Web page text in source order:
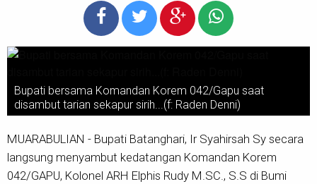
Bupati bersama Komandan Korem 042/Gapu saat
disambut tarian sekapur sirih...(f: Raden Denni)
MUARABULIAN - Bupati Batanghari, Ir Syahirsah Sy secara
langsung menyambut kedatangan Komandan Korem
042/GAPU, Kolonel ARH Elphis Rudy M.SC., S.S di Bumi